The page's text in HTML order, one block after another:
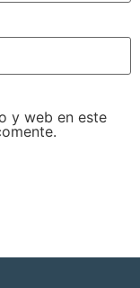
y web en este